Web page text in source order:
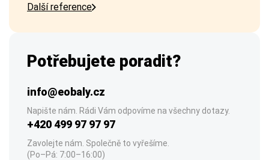
Další reference
Potřebujete poradit?
info@eobaly.cz
Napište nám. Rádi Vám odpovíme na všechny dotazy.
+420 499 97 97 97
Zavolejte nám. Společně to vyřešíme.
(Po–Pá: 7:00–16:00)